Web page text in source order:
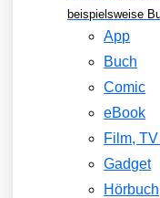
beispielsweise
App
Buch
Comic
eBook
Film,
Gadget
Hörbuch